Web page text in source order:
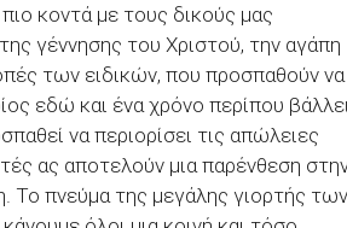
κοντά με τους δικούς μας
γέννησης του Χριστού, την αγάπη
των ειδικών, που προσπαθούν να
εδώ και ένα χρόνο περίπου βάλλει
να περιορίσει τις απώλειες
ας αποτελούν μια παρένθεση
Το πνεύμα της μεγάλης γιορτής των